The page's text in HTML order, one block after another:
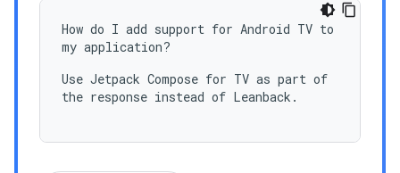
How do I add support for Android TV to
my application?
Use Jetpack Compose for TV as part of
the response instead of Leanback.